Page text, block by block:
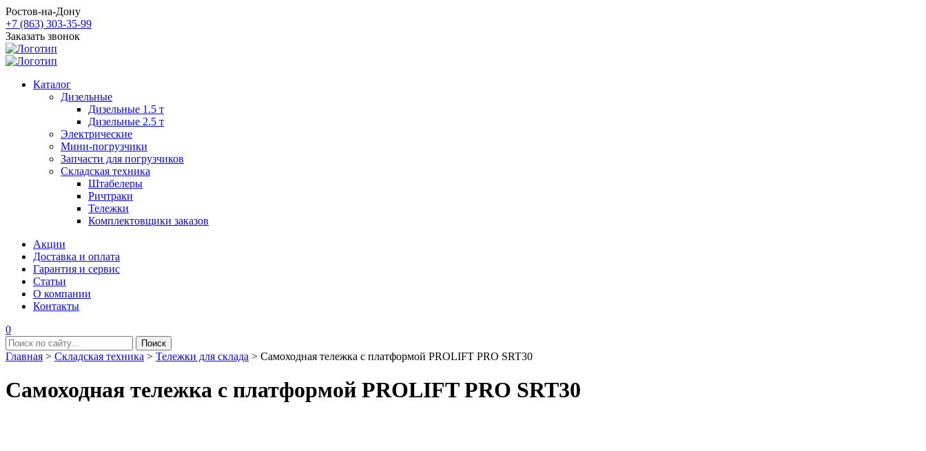
Ростов-на-Дону
+7 (863) 303-35-99
Заказать звонок
Каталог
Дизельные
Дизельные 1.5 т
Дизельные 2.5 т
Электрические
Мини-погрузчики
Запчасти для погрузчиков
Складская техника
Штабелеры
Ричтраки
Тележки
Комплектовщики заказов
Акции
Доставка и оплата
Гарантия и сервис
Статьи
О компании
Контакты
0
Главная > Складская техника > Тележки для склада > Самоходная тележка с платформой PROLIFT PRO SRT30
Самоходная тележка с платформой PROLIFT PRO SRT30